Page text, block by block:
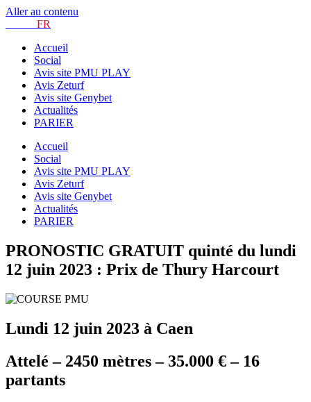
Aller au contenu
FR
Accueil
Social
Avis site PMU PLAY
Avis Zeturf
Avis site Genybet
Actualités
PARIER
Accueil
Social
Avis site PMU PLAY
Avis Zeturf
Avis site Genybet
Actualités
PARIER
PRONOSTIC GRATUIT quinté du lundi
12 juin 2023 : Prix de Thury Harcourt
Lundi 12 juin 2023 à Caen
Attelé – 2450 mètres – 35.000 € – 16
partants